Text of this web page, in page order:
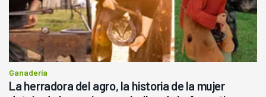
Ganadería
La herradora del agro, la historia de la mujer